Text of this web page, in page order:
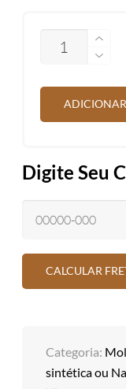
QUANTIDADE
Digite Seu
Categoria:
sintética ou